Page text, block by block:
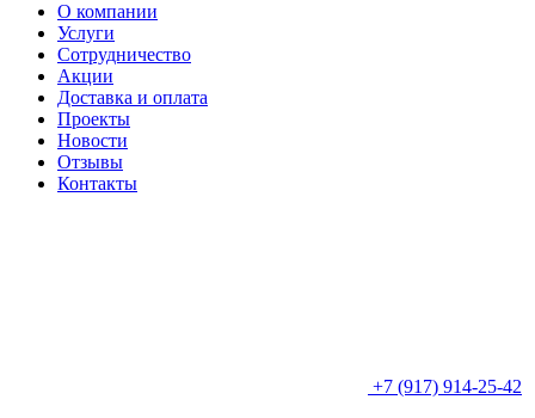
О компании
Услуги
Сотрудничество
Акции
Доставка и оплата
Проекты
Новости
Отзывы
Контакты
+7 (917) 914-25-42